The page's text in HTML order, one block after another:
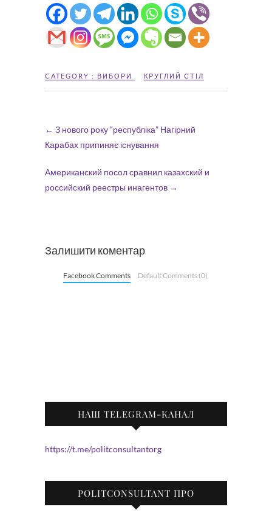
CATEGORY : ВИБОРИ КРУГЛИЙ СТІЛ
← З нового року “республіка” Нагірний
Карабах припиняє існування
Американский посол сравнил казахский и
российский реестры инагентов →
Залишити коментар
Facebook Comments Default Comments (0)
НАШ TELEGRAM-КАНАЛ
https://t.me/politconsultantorg
POLITCONSULTANT ПРО